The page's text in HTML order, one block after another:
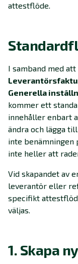
attestflöde.
I samband med att
Generella
kommer ett
innehåller enbart
ändra och lägga
inte benämningen
inte heller att
Vid skapandet av
leverantör eller
specifikt
väljas.
1. Skapa